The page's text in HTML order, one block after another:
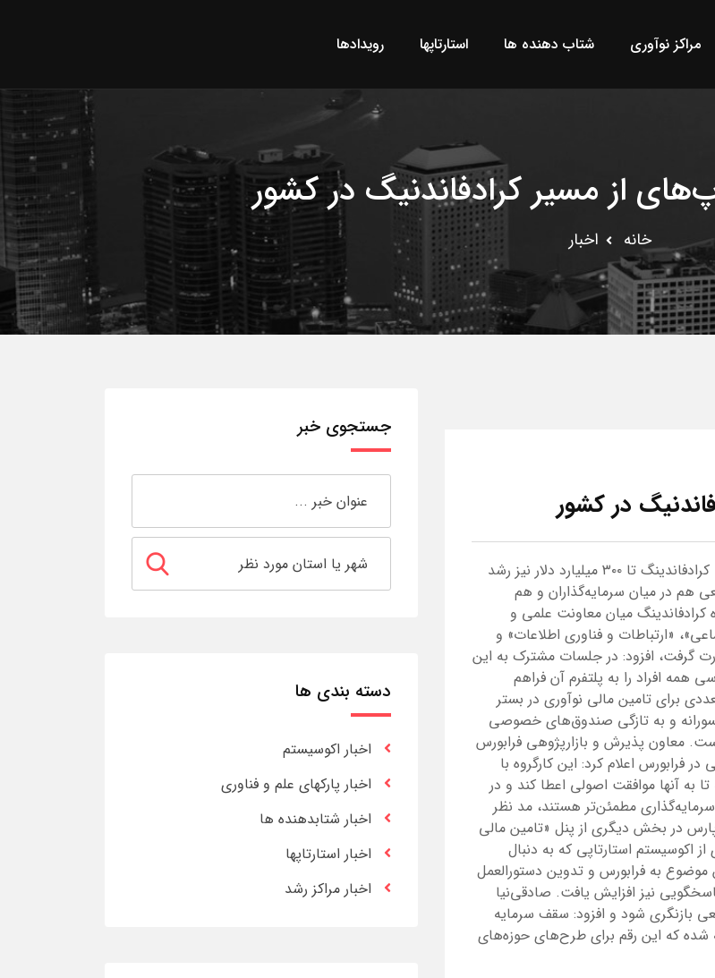
مراکز نوآوری شتاب دهنده ها استارتاپها رویدادها
از مسیر کرادفاندنیگ در کشور
خانه اخبار
در کشور
بنی‌اسدی با اعلام اینکه پیش‌بینی می‌شود تا سال ۲۰۲۵ صنعت کرادفاندینگ تا ۳۰۰ میلیارد دلار نیز رشد
هم در میان سرمایه‌گذاران و هم
کرادفاندینگ میان معاونت علمی و
«ارتباطات و فناوری اطلاعات» و
گرفت، افزود: در جلسات مشترک به این
همه افراد را به پلتفرم آن فراهم
برای تامین مالی نوآوری در بستر
جسورانه و به تازگی صندوق‌های خصوصی
است. معاون پذیرش و بازارپژوهی فرابورس
فرابورس اعلام کرد: این کارگروه با
تا به آنها موافقت اصولی اعطا کند و در
مطمئن‌تر هستند، مد نظر
در بخش دیگری از پنل «تامین مالی
اکوسیستم استارتاپی که به دنبال
به فرابورس و تدوین دستورالعمل
نیز افزایش یافت. صادقی‌نیا
بازنگری شود و افزود: سقف سرمایه
شده که این رقم برای طرح‌های حوزه‌های
جستجوی خبر
دسته بندی ها
اخبار اکوسیستم
اخبار پارکهای علم و فناوری
اخبار شتابدهنده ها
اخبار استارتاپها
اخبار مراکز رشد